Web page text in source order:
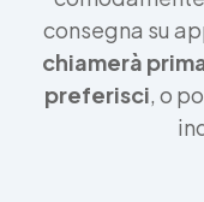
consegna su
chiamerà
preferisci, o